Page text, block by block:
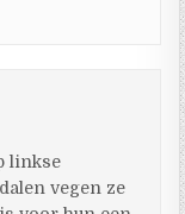
linkse
vegen ze